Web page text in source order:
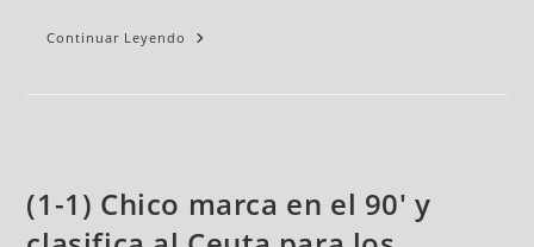
Continuar Leyendo
(1-1) Chico marca en el 90' y